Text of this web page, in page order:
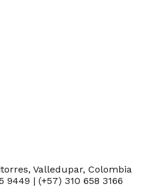
Valledupar, Colombia
9449 | (+57) 310 658 3166